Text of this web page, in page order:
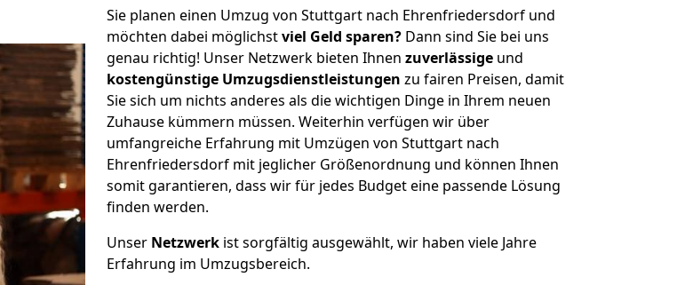
Sie planen einen Umzug von Stuttgart nach Ehrenfriedersdorf und
möchten dabei möglichstviel Geld sparen? Dann sind Sie bei uns
genau richtig! Unser Netzwerk bieten Ihnen zuverlässige und
kostengünstige Umzugsdienstleistungen zu fairen Preisen, damit
Sie sich um nichts anderes als die wichtigen Dinge in Ihrem neuen
Zuhause kümmern müssen. Weiterhin verfügen wir über
umfangreiche Erfahrung mit Umzügen von Stuttgart nach
Ehrenfriedersdorf mit jeglicher Größenordnung und können Ihnen
somit garantieren, dass wir für jedes Budget eine passende Lösung
finden werden.
Unser Netzwerk ist sorgfältig ausgewählt, wir haben viele Jahre
Erfahrung im Umzugsbereich.